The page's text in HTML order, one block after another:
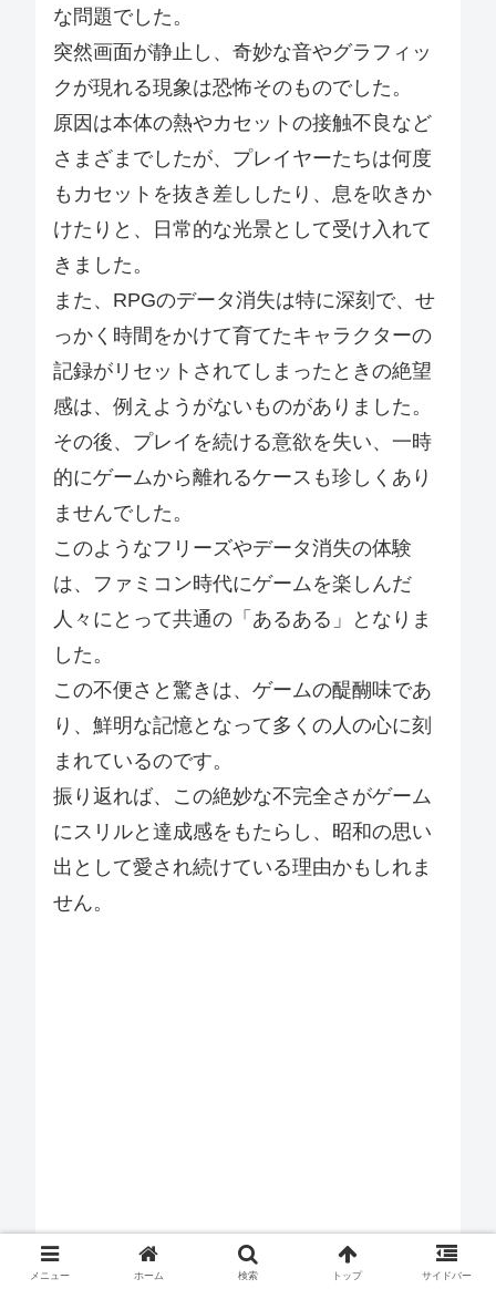
な問題でした。
突然画面が静止し、奇妙な音やグラフィッ
クが現れる現象は恐怖そのものでした。
原因は本体の熱やカセットの接触不良など
さまざまでしたが、プレイヤーたちは何度
もカセットを抜き差ししたり、息を吹きか
けたりと、日常的な光景として受け入れて
きました。
また、RPGのデータ消失は特に深刻で、せ
っかく時間をかけて育てたキャラクターの
記録がリセットされてしまったときの絶望
感は、例えようがないものがありました。
その後、プレイを続ける意欲を失い、一時
的にゲームから離れるケースも珍しくあり
ませんでした。
このようなフリーズやデータ消失の体験
は、ファミコン時代にゲームを楽しんだ
人々にとって共通の「あるある」となりま
した。
この不便さと驚きは、ゲームの醍醐味であ
り、鮮明な記憶となって多くの人の心に刻
まれているのです。
振り返れば、この絶妙な不完全さがゲーム
にスリルと達成感をもたらし、昭和の思い
出として愛され続けている理由かもしれま
せん。
メニュー ホーム 検索 トップ サイドバー